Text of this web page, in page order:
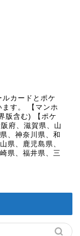
カードとポケ
す。 【マンホ
版含む) 【ポケ
府、滋賀県、山
、神奈川県、和
県、鹿児島県、
県、福井県、三